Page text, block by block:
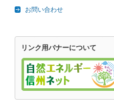
お問い合わせ
リンク用バナーについて